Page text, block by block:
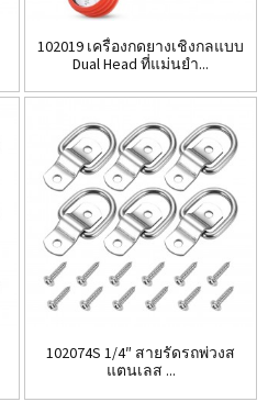
102019 เครื่องกดยางเชิงกลแบบ
Dual Head ที่แม่นยำ...
102074S 1/4″ สายรัดรถพ่วงส
แตนเลส ...